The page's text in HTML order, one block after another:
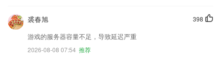
398
裘春旭
游戏的服务器容量不足，导致延迟严重
2026-08-08 07:54 推荐